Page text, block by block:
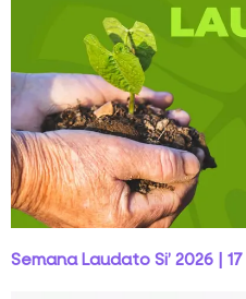
Semana Laudato Si’ 2026 |